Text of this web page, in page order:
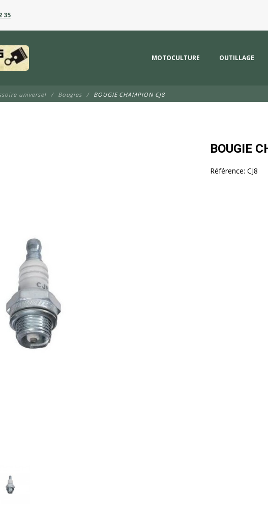
35
MOTOCULTURE OUTILLAGE
universel Bougies BOUGIE CHAMPION CJ8
BOUGIE
Référence: CJ8